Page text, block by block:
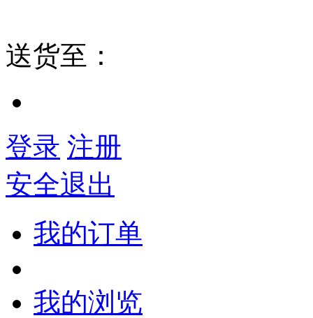
送货至：
登录 注册
安全退出
我的订单
我的浏览